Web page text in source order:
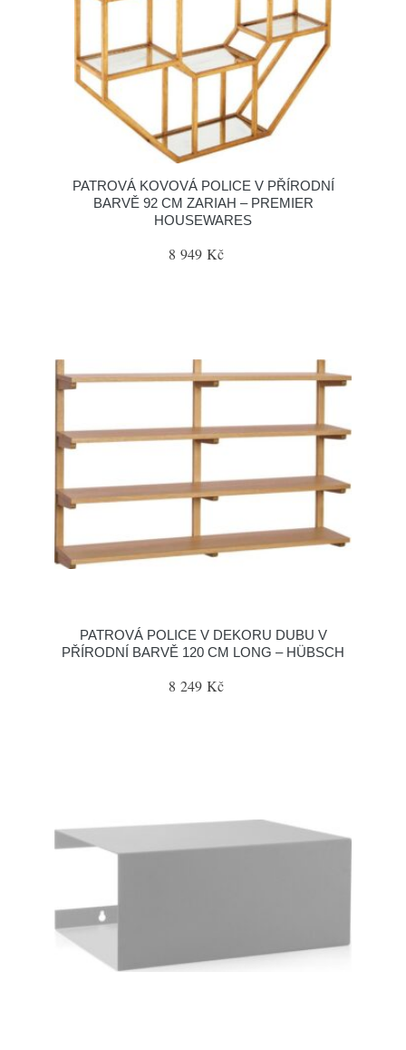
PATROVÁ KOVOVÁ POLICE V PŘÍRODNÍ
BARVĚ 92 CM ZARIAH – PREMIER
HOUSEWARES
8 949 Kč
PATROVÁ POLICE V DEKORU DUBU V
PŘÍRODNÍ BARVĚ 120 CM LONG – HÜBSCH
8 249 Kč